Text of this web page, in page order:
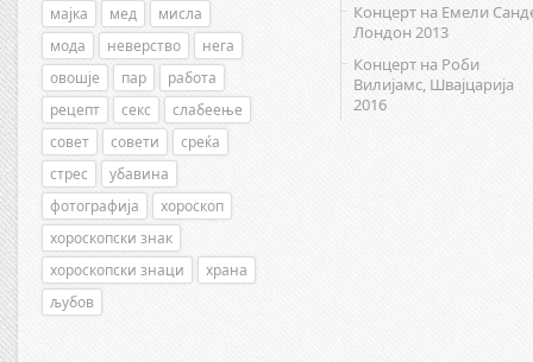
мајка
мед
мисла
мода
неверство
нега
овошје
пар
работа
рецепт
секс
слабеење
совет
совети
среќа
стрес
убавина
фотографија
хороскоп
хороскопски знак
хороскопски знаци
храна
љубов
Концерт на Емели
Лондон 2013
Концерт на Роби
Вилијамс, Швајцарија
2016